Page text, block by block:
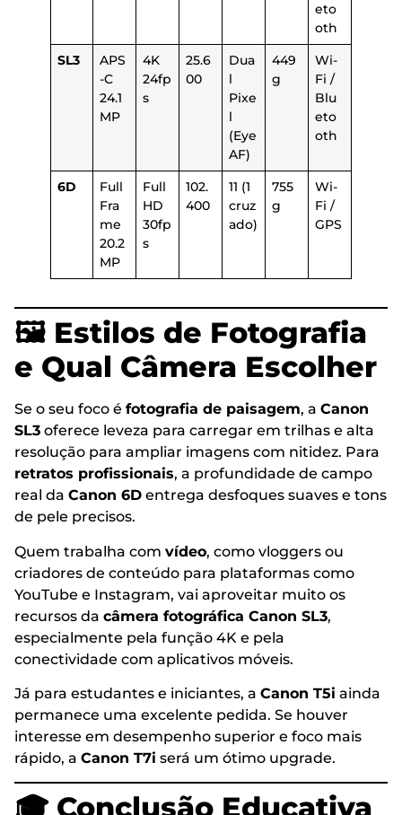
eto
oth
SL3
APS
-C
24.1
MP
4K
24fp
s
25.6
00
Dua
l
Pixe
l
(Eye
AF)
449
g
Wi-
Fi /
Blu
eto
oth
6D
Full
Fra
me
20.2
MP
Full
HD
30fp
s
102.
400
11 (1
cruz
ado)
755
g
Wi-
Fi /
GPS
🖼️ Estilos de Fotografia
e Qual Câmera Escolher
Se o seu foco é fotografia de paisagem, a Canon
SL3 oferece leveza para carregar em trilhas e alta
resolução para ampliar imagens com nitidez. Para
retratos profissionais, a profundidade de campo
real da Canon 6D entrega desfoques suaves e tons
de pele precisos.
Quem trabalha com vídeo, como vloggers ou
criadores de conteúdo para plataformas como
YouTube e Instagram, vai aproveitar muito os
recursos da câmera fotográfica Canon SL3,
especialmente pela função 4K e pela
conectividade com aplicativos móveis.
Já para estudantes e iniciantes, a Canon T5i ainda
permanece uma excelente pedida. Se houver
interesse em desempenho superior e foco mais
rápido, a Canon T7i será um ótimo upgrade.
🎓 Conclusão Educativa